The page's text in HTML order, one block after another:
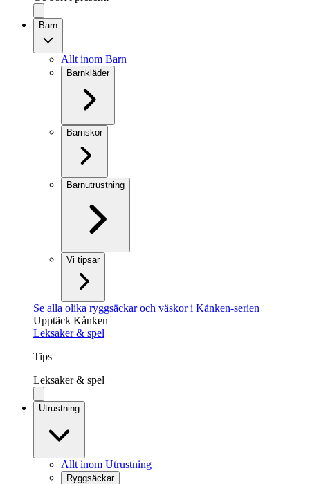
Barn
Allt inom Barn
Barnkläder
Barnskor
Barnutrustning
Vi tipsar
Se alla olika ryggsäckar och väskor i Kånken-serien
Upptäck Kånken
Leksaker & spel
Tips
Leksaker & spel
Utrustning
Allt inom Utrustning
Ryggsäckar